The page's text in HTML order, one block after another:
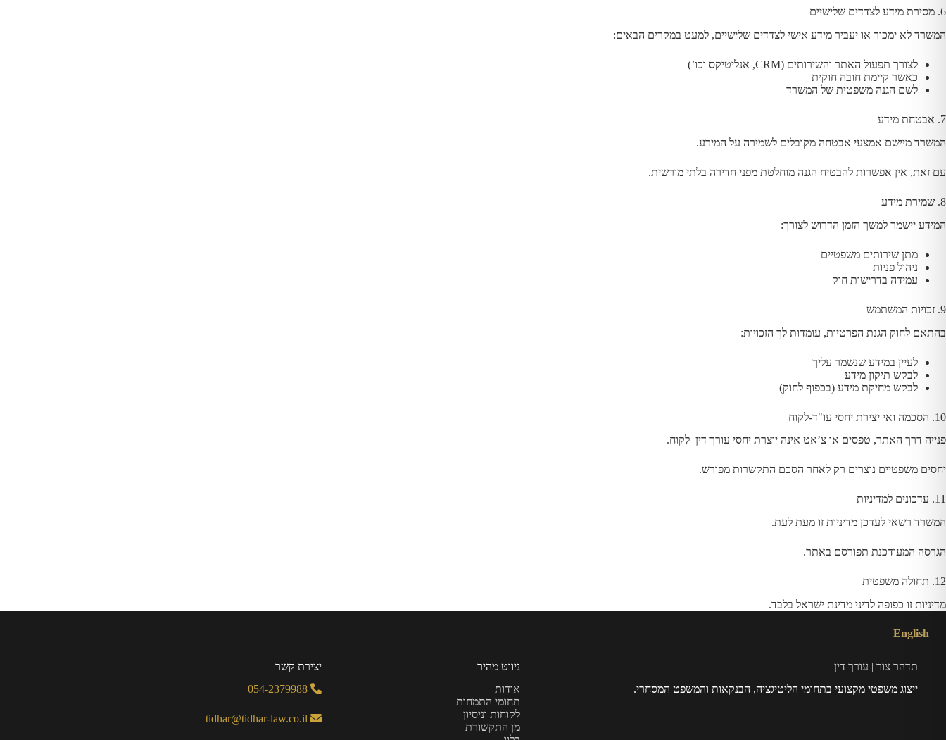
6. מסירת מידע לצדדים שלישיים
המשרד לא ימכור או יעביר מידע אישי לצדדים שלישיים, למעט במקרים הבאים:
לצורך תפעול האתר והשירותים (CRM, אנליטיקס וכו’)
כאשר קיימת חובה חוקית
לשם הגנה משפטית של המשרד
7. אבטחת מידע
המשרד מיישם אמצעי אבטחה מקובלים לשמירה על המידע.
עם זאת, אין אפשרות להבטיח הגנה מוחלטת מפני חדירה בלתי מורשית.
8. שמירת מידע
המידע יישמר למשך הזמן הדרוש לצורך:
מתן שירותים משפטיים
ניהול פניות
עמידה בדרישות חוק
9. זכויות המשתמש
בהתאם לחוק הגנת הפרטיות, עומדות לך הזכויות:
לעיין במידע שנשמר עליך
לבקש תיקון מידע
לבקש מחיקת מידע (בכפוף לחוק)
10. הסכמה ואי יצירת יחסי עו"ד-לקוח
פנייה דרך האתר, טפסים או צ’אט אינה יוצרת יחסי עורך דין–לקוח.
יחסים משפטיים נוצרים רק לאחר הסכם התקשרות מפורש.
11. עדכונים למדיניות
המשרד רשאי לעדכן מדיניות זו מעת לעת.
הגרסה המעודכנת תפורסם באתר.
12. תחולה משפטית
מדיניות זו כפופה לדיני מדינת ישראל בלבד.
English
תדהר צור | עורך דין
ייצוג משפטי מקצועי בתחומי הליטיגציה, הבנקאות והמשפט המסחרי.
ניווט מהיר
אודות
תחומי התמחות
לקוחות וניסיון
מן התקשורת
יצירת קשר
054-2379988
tidhar@tidhar-law.co.il